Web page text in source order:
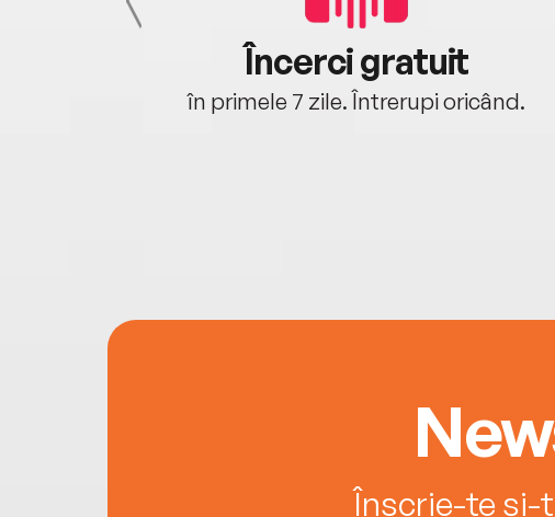
Încerci gratuit
în primele 7 zile. Întrerupi oricând.
Înscrie-te și-